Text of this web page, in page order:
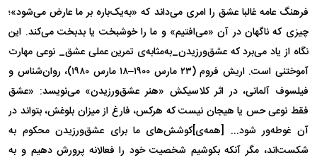
فرهنگ عامه غالبا عشق را امری می‌داند که «به‌یک‌باره بر ما عارض می‌شود»؛
چیزی که ناگهان در آن «می‌افتیم» و ما را خوشبخت یا بدبخت می‌کند. این
نگاه از یاد می‌برد که عشق‌ورزیدن_به‌مثابه‌ی تمرین عملی عشق_ نوعی مهارت
آموختنی است. اریش فروم (۲۳ مارس ۱۹۰۰–۱۸ مارس ۱۹۸۰)، روان‌شناس و
فیلسوف آلمانی، در اثر کلاسیکش «هنر عشق‌ورزیدن» می‌نویسد: «عشق
فقط نوعی حس یا هیجان نیست که هرکس، فارغ از میزان بلوغش، بتواند در
آن غوطه‌ور شود... [همه‌ی]کوشش‌های ما برای عشق‌ورزیدن محکوم به
شکست‌اند، مگر آنکه بکوشیم شخصیت خود را فعالانه پرورش دهیم و به